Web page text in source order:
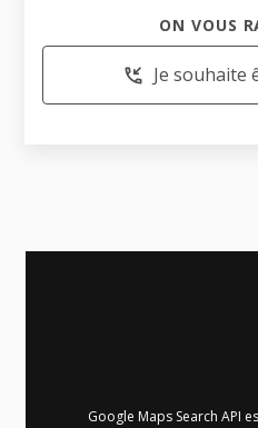
ON VOUS
phone_callback Je souhaite
Google Maps Search API